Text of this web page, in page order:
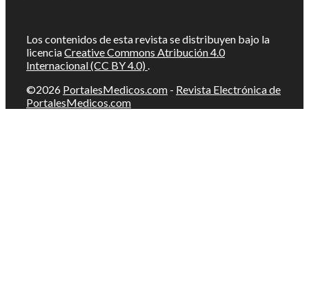
Los contenidos de esta revista se distribuyen bajo la
licenciaCreative Commons Atribución 4.0
Internacional (CC BY 4.0) .
©2026 PortalesMedicos.com - Revista Electrónica de
PortalesMedicos.com